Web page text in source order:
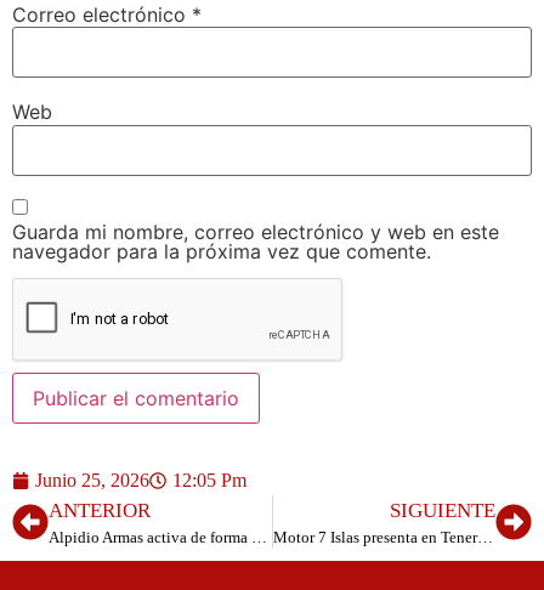
Correo electrónico *
Web
Guarda mi nombre, correo electrónico y web en este
navegador para la próxima vez que comente.
Junio 25, 2026 12:05 Pm
ANTERIOR SIGUIENTE
Motor 7 Islas presenta en Tenerife el nuevo CUPRA Raval, el urbano eléctrico que marca una nueva etapa para la marca